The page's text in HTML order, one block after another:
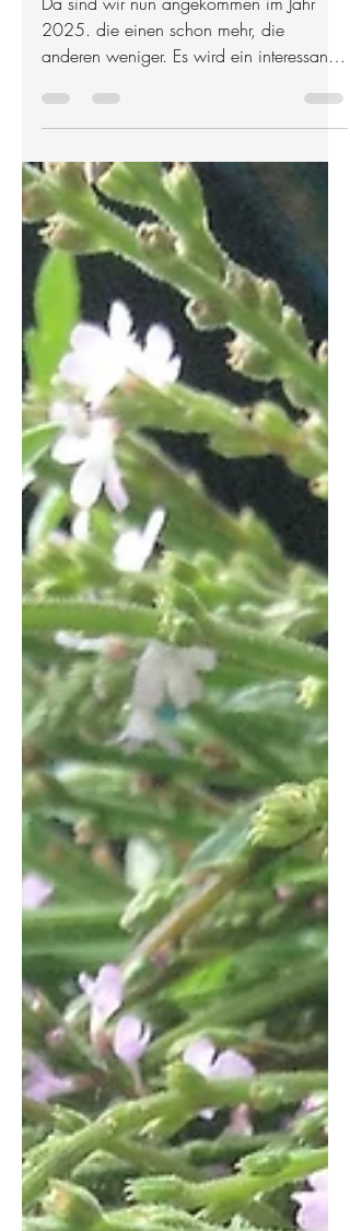
Kamingespräche
Da sind wir nun angekommen im Jahr
anderen weniger. Es wird ein interessantes
Jahr und vieles steht in...